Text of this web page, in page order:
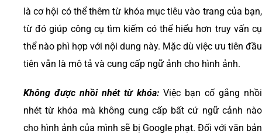
là cơ hội có thể thêm từ khóa mục tiêu vào trang của bạn,
từ đó giúp công cụ tìm kiếm có thể hiểu hơn truy vấn cụ
thể nào phì hợp với nội dung này. Mặc dù việc ưu tiên đầu
tiên vẫn là mô tả và cung cấp ngữ ảnh cho hình ảnh.
Không được nhồi nhét từ khóa: Việc bạn cố gắng nhồi
nhét từ khóa mà không cung cấp bất cứ ngữ cảnh nào
cho hình ảnh của mình sẽ bị Google phạt. Đối với văn bản